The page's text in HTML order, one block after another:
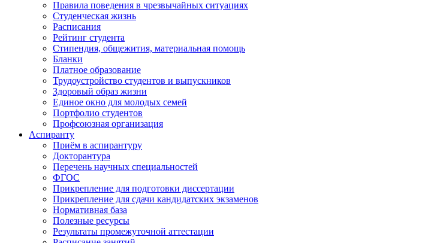
Правила поведения в чрезвычайных ситуациях
Студенческая жизнь
Расписания
Рейтинг студента
Стипендия, общежития, материальная помощь
Бланки
Платное образование
Трудоустройство студентов и выпускников
Здоровый образ жизни
Единое окно для молодых семей
Портфолио студентов
Профсоюзная организация
Аспиранту
Приём в аспирантуру
Докторантура
Перечень научных специальностей
ФГОС
Прикрепление для подготовки диссертации
Прикрепление для сдачи кандидатских экзаменов
Нормативная база
Полезные ресурсы
Результаты промежуточной аттестации